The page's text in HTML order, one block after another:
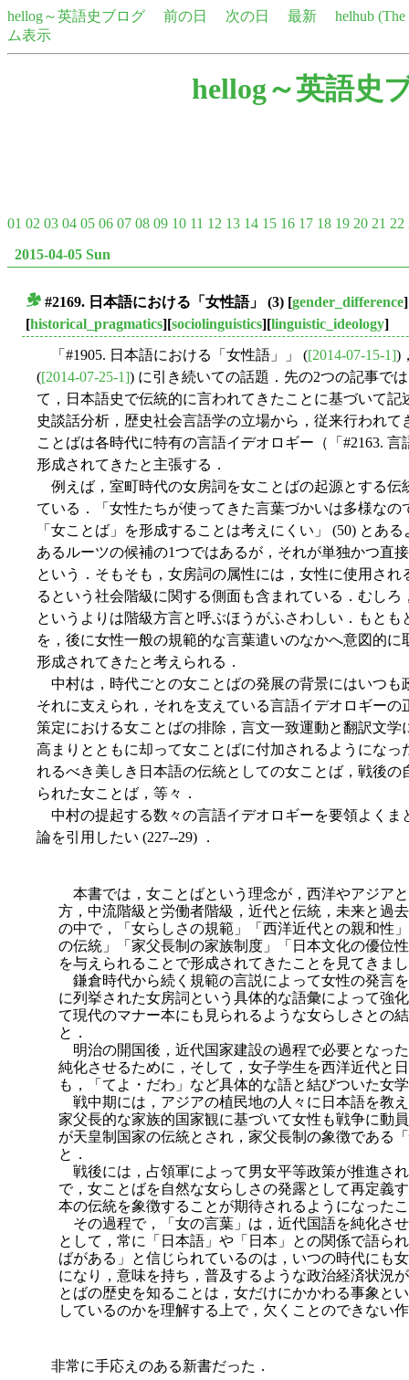
hellog～英語史ブログ 前の日 次の日 最新
helhub
ム表示
hellog～英語史
01 02 03 04 05 06 07 08 09 10 11 12 13 14 15 16 17 18 19 20 21 22
2015-04-05 Sun
#2169. 日本語における「女性語」 (3) [gender_difference
[historical_pragmatics][sociolinguistics][linguistic_ideology]
「#1905. 日本語における「女性語」」 ([2014-07-15-1])
([2014-07-25-1]) に引き続いての話題．先の2つの記事で
て，日本語史で伝統的に言われてきたことに基づいて
史談話分析，歴史社会言語学の立場から，従来行われ
ことばは各時代に特有の言語イデオロギー（「#2163. 言
形成されてきたと主張する．
例えば，室町時代の女房詞を女ことばの起源とする伝
ている．「女性たちが使ってきた言葉づかいは多様な
「女ことば」を形成することは考えにくい」 (50) とあ
あるルーツの候補の1つではあるが，それが単独かつ直
という．そもそも，女房詞の属性には，女性に使用さ
るという社会階級に関する側面も含まれている．むし
というよりは階級方言と呼ぶほうがふさわしい．もと
を，後に女性一般の規範的な言葉遣いのなかへ意図的
形成されてきたと考えられる．
中村は，時代ごとの女ことばの発展の背景にはいつも
それに支えられ，それを支えている言語イデオロギー
策定における女ことばの排除，言文一致運動と翻訳文
高まりとともに却って女ことばに付加されるようにな
れるべき美しき日本語の伝統としての女ことば，戦後
られた女ことば，等々．
中村の提起する数々の言語イデオロギーを要領よくま
論を引用したい (227--29) ．
本書では，女ことばという理念が，西洋やアジア
方，中流階級と労働者階級，近代と伝統，未来と過
の中で，「女らしさの規範」「西洋近代との親和性
の伝統」「家父長制の家族制度」「日本文化の優位
を与えられることで形成されてきたことを見てきま
鎌倉時代から続く規範の言説によって女性の発言
に列 挙された女房詞という具体的な語彙によって強
て現代のマナー本にも見られるような女らしさとの
と．
明治の開国後，近代国家建設の過程で必要となっ
純化させるために，そして，女子学生を西洋近代と
も，「てよ・だわ」など具体的な語と結びついた女
戦中期には，アジアの植民地の人々に日本語を教
家父長的な家族的国家観に基づいて女性も戦争に動
が天皇制国家の伝統とされ，家父長制の象徴である
と．
戦後には，占領軍によって男女平等政策が推進さ
で，女ことばを自然な女らしさの発露として再定義
本の伝統を象徴することが期待されるようになった
その過程で，「女の言葉」は，近代国語を純化さ
として，常に「日本語」や「日本」との関係で語ら
ばがある」と信じられているのは，いつの時代にも
になり，意味を持ち，普及するような政治経済状況
とばの歴史を知ることは，女だけにかかわる事象と
しているのかを理解する上で，欠くことのできない
非常に手応えのある新書だった．